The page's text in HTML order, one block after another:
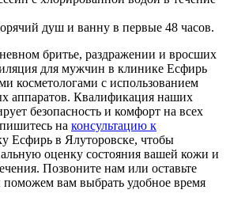
душ и ванну в первые 48 часов.
бритье, раздражении и вросших
для мужчин в клинике Есфирь
косметологами с использованием
аппаратов. Квалификация наших
безопасность и комфорт на всех
на консультацию к
Есфирь в Ялуторовске, чтобы
оценку состояния вашей кожи и
Позвоните нам или оставьте
вам выбрать удобное время